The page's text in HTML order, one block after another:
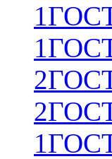
1
1
2
2
1